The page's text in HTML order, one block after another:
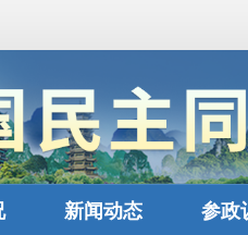
新闻动态 参政